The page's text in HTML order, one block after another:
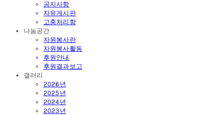
공지사항
자유게시판
고충처리함
나눔공간
자원봉사란
자원봉사활동
후원안내
후원결과보고
갤러리
2026년
2025년
2024년
2023년